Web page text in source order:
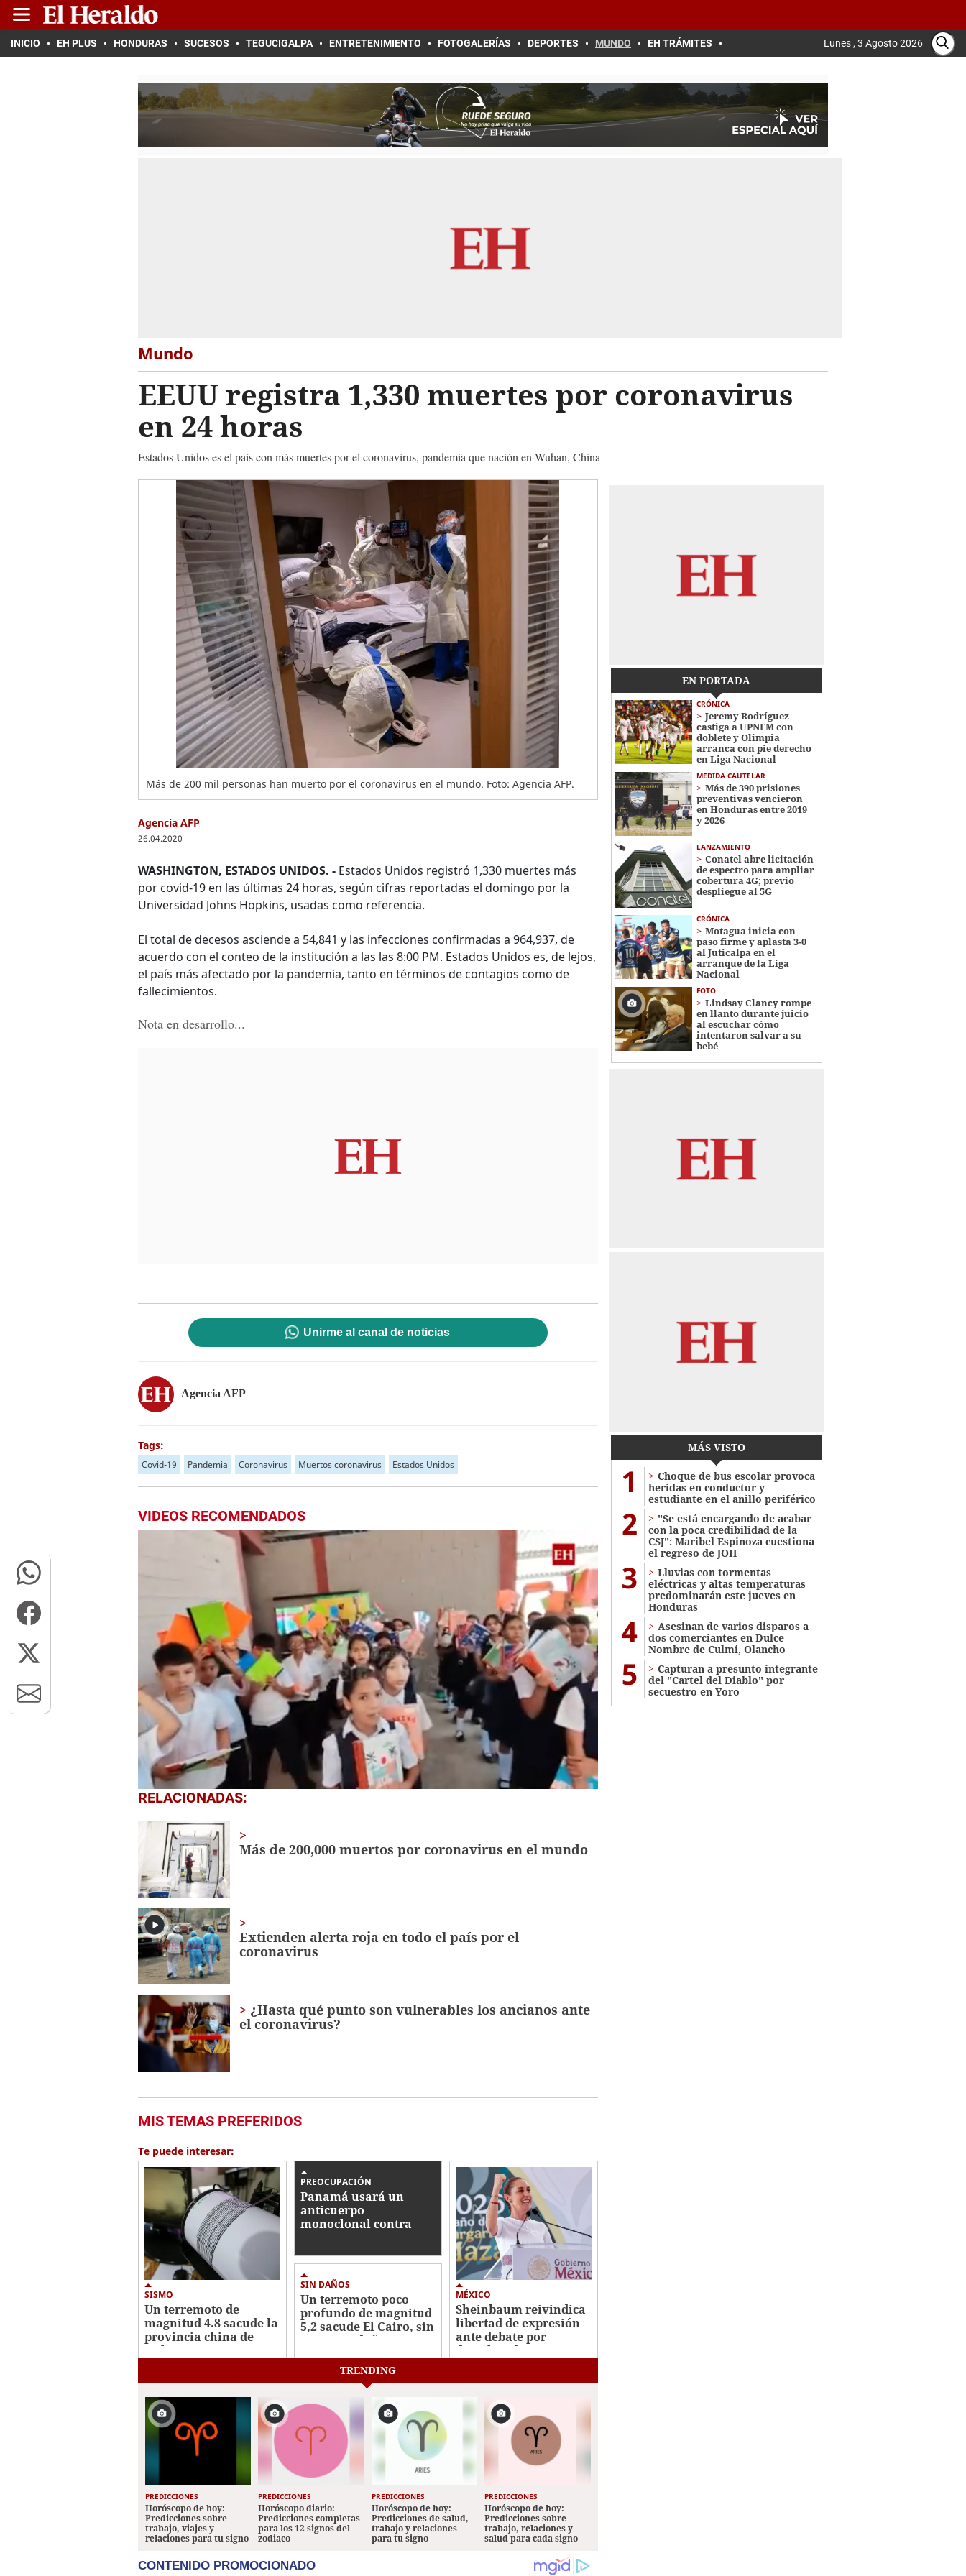
INICIO EH PLUS HONDURAS SUCESOS TEGUCIGALPA ENTRETENIMIENTO FOTOGALERÍAS DEPORTES MUNDO EH TRÁMITES Lunes , 3 Agosto 2026
Mundo
EEUU registra 1,330 muertes por coronavirus
en 24 horas
Estados Unidos es el país con más muertes por el coronavirus, pandemia que nación en Wuhan, China
Más de 200 mil personas han muerto por el coronavirus en el mundo. Foto: Agencia AFP.
Agencia AFP
26.04.2020
WASHINGTON, ESTADOS UNIDOS. - Estados Unidos registró 1,330 muertes más
por covid-19 en las últimas 24 horas, según cifras reportadas el domingo por la
Universidad Johns Hopkins, usadas como referencia.
El total de decesos asciende a 54,841 y las infecciones confirmadas a 964,937, de
acuerdo con el conteo de la institución a las las 8:00 PM. Estados Unidos es, de lejos,
el país más afectado por la pandemia, tanto en términos de contagios como de
fallecimientos.
Nota en desarrollo...
Unirme al canal de noticias
Agencia AFP
Tags:
Covid-19 Pandemia Coronavirus Muertos coronavirus Estados Unidos
VIDEOS RECOMENDADOS
0
seconds
minute,
seconds Volume
0%
RELACIONADAS:
Más de 200,000 muertos por coronavirus en el mundo
Extienden alerta roja en todo el país por el
coronavirus
¿Hasta qué punto son vulnerables los ancianos ante
el coronavirus?
MIS TEMAS PREFERIDOS
Te puede interesar:
SISMO
Un terremoto de
magnitud 4.8 sacude la
provincia china de
Sichuan sin causar
PREOCUPACIÓN
Panamá usará un
anticuerpo
monoclonal contra
SIN DAÑOS
Un terremoto poco
profundo de magnitud
5,2 sacude El Cairo, sin
provocar daños
MÉXICO
Sheinbaum reivindica
libertad de expresión
ante debate por
derechos de
EN PORTADA
CRÓNICA
Jeremy Rodríguez
castiga a UPNFM con
doblete y Olimpia
arranca con pie derecho
en Liga Nacional
MEDIDA CAUTELAR
Más de 390 prisiones
preventivas vencieron
en Honduras entre 2019
y 2026
LANZAMIENTO
Conatel abre licitación
de espectro para ampliar
cobertura 4G; previo
despliegue al 5G
CRÓNICA
Motagua inicia con
paso firme y aplasta 3-0
al Juticalpa en el
arranque de la Liga
Nacional
FOTO
Lindsay Clancy rompe
en llanto durante juicio
al escuchar cómo
intentaron salvar a su
bebé
MÁS VISTO
1
Choque de bus escolar provoca
heridas en conductor y
estudiante en el anillo periférico
2
"Se está encargando de acabar
con la poca credibilidad de la
CSJ": Maribel Espinoza cuestiona
el regreso de JOH
3
Lluvias con tormentas
eléctricas y altas temperaturas
predominarán este jueves en
Honduras
4
Asesinan de varios disparos a
dos comerciantes en Dulce
Nombre de Culmí, Olancho
5
Capturan a presunto integrante
del "Cartel del Diablo" por
secuestro en Yoro
TRENDING
PREDICCIONES
Horóscopo de hoy:
Predicciones sobre
trabajo, viajes y
relaciones para tu signo
PREDICCIONES
Horóscopo diario:
Predicciones completas
para los 12 signos del
zodiaco
PREDICCIONES
Horóscopo de hoy:
Predicciones de salud,
trabajo y relaciones
para tu signo
PREDICCIONES
Horóscopo de hoy:
Predicciones sobre
trabajo, relaciones y
salud para cada signo
CONTENIDO PROMOCIONADO